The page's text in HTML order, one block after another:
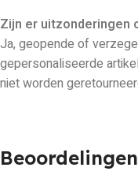
Zijn er uitzonderingen
Ja, geopende of
gepersonaliseerde
niet worden
Beoordelingen